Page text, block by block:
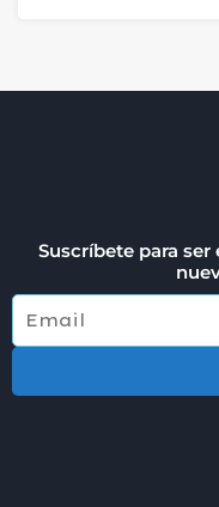
Suscríbete para